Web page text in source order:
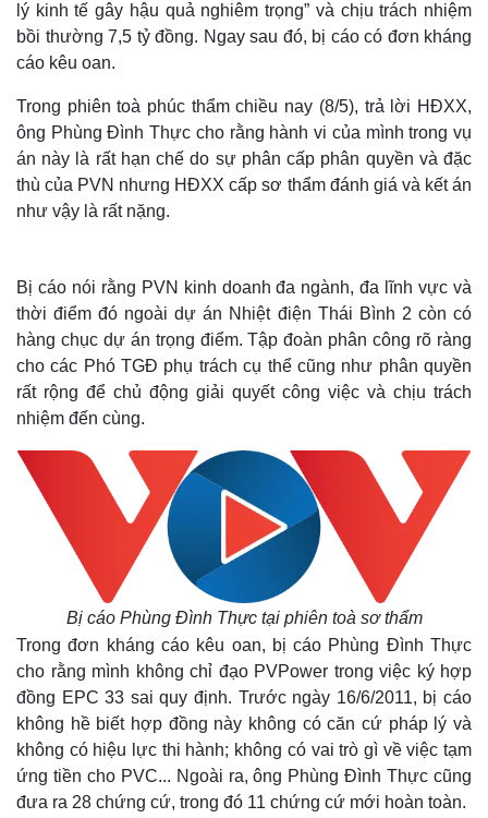
lý kinh tế gây hậu quả nghiêm trọng” và chịu trách nhiệm
bồi thường 7,5 tỷ đồng. Ngay sau đó, bị cáo có đơn kháng
cáo kêu oan.
Trong phiên toà phúc thẩm chiều nay (8/5), trả lời HĐXX,
ông Phùng Đình Thực cho rằng hành vi của mình trong vụ
án này là rất hạn chế do sự phân cấp phân quyền và đặc
thù của PVN nhưng HĐXX cấp sơ thẩm đánh giá và kết án
như vậy là rất nặng.
Bị cáo nói rằng PVN kinh doanh đa ngành, đa lĩnh vực và
thời điểm đó ngoài dự án Nhiệt điện Thái Bình 2 còn có
hàng chục dự án trọng điểm. Tập đoàn phân công rõ ràng
cho các Phó TGĐ phụ trách cụ thể cũng như phân quyền
rất rộng để chủ động giải quyết công việc và chịu trách
nhiệm đến cùng.
Bị cáo Phùng Đình Thực tại phiên toà sơ thẩm
Trong đơn kháng cáo kêu oan, bị cáo Phùng Đình Thực
cho rằng mình không chỉ đạo PVPower trong việc ký hợp
đồng EPC 33 sai quy định. Trước ngày 16/6/2011, bị cáo
không hề biết hợp đồng này không có căn cứ pháp lý và
không có hiệu lực thi hành; không có vai trò gì về việc tạm
ứng tiền cho PVC... Ngoài ra, ông Phùng Đình Thực cũng
đưa ra 28 chứng cứ, trong đó 11 chứng cứ mới hoàn toàn.